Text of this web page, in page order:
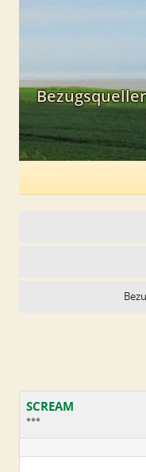
SCREAM
***
Geschlecht:
keine
Beiträge:
46